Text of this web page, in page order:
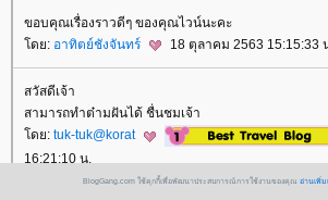
ขอบคุณเรื่องราวดีๆ ของคุณไวน์นะคะ
ดย: อาทิตย์ชังจันทร์ 18 ตุลาคม 2563 15:15:33
สวัสดีเจ้า
สามารถทำต๋ามฝันได้ ชื่นชมเจ้า
ดย: tuk-tuk@korat
16:21:10 น.
BlogGang.com ใช้คุกกี้เพื่อพัฒนาประสบการณ์การใช้งานของคุณ อ่านเพิ่